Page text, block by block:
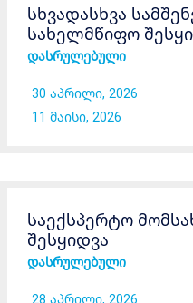
სხვადასხვა
სახელმწიფო
დასრულებული
30 აპრილი, 2026
11 მაისი, 2026
საექსპერტო
შესყიდვა
დასრულებული
28 აპრილი, 2026